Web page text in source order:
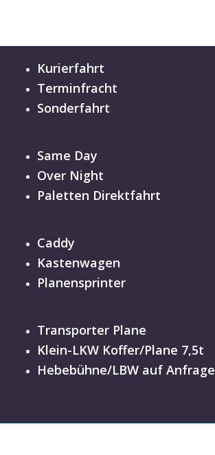
Kurierfahrt
Terminfracht
Sonderfahrt
Same Day
Over Night
Paletten Direktfahrt
Caddy
Kastenwagen
Planensprinter
Transporter Plane
Klein-LKW Koffer/Plane 7,5t
Hebebühne/LBW auf Anfrage